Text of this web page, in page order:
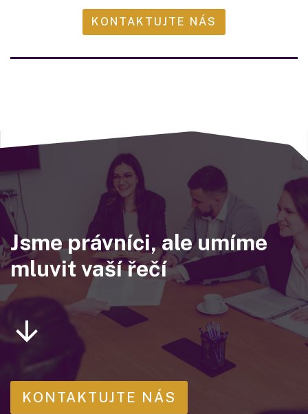
KONTAKTUJTE NÁS
Jsme právníci, ale umíme
mluvit vaší řečí
KONTAKTUJTE NÁS